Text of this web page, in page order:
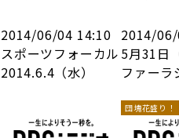
2014/06/04 14:10
スポーツフォーカル
2014.6.4（水）
2014/
5月31日
ファーラ
団塊花盛り！